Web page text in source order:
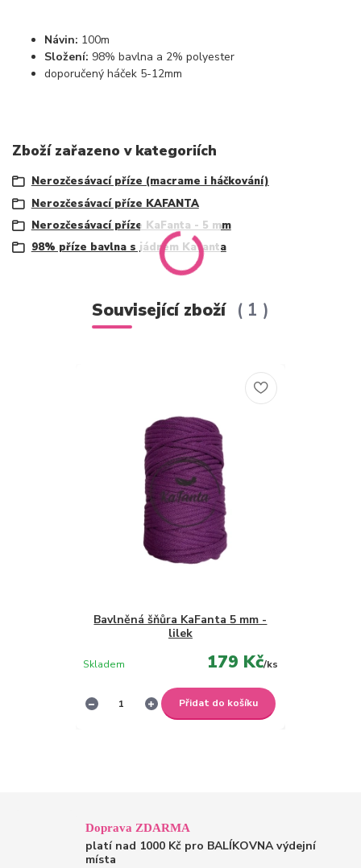
Návin: 100m
Složení: 98% bavlna a 2% polyester
doporučený háček 5-12mm
Zboží zařazeno v kategoriích
Nerozčesávací příze (macrame i háčkování)
Nerozčesávací příze KAFANTA
Nerozčesávací příze KaFanta - 5 mm
98% příze bavlna s jádrem Kafanta
Související zboží 1
Bavlněná šňůra KaFanta 5 mm -
lilek
179 Kč/ks
Skladem
Přidat do košíku
Doprava ZDARMA
platí nad 1000 Kč pro BALÍKOVNA výdejní
místa